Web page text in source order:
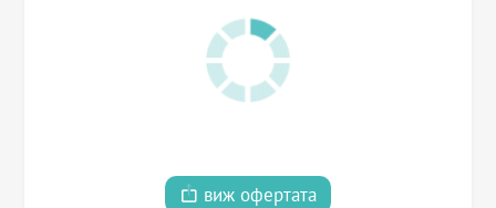
виж офертата